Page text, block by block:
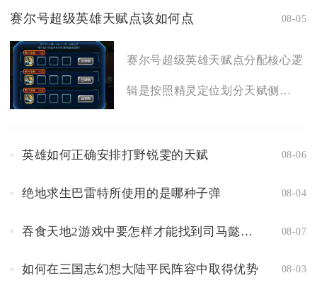
赛尔号超级英雄天赋点该如何点 08-05
赛尔号超级英雄天赋点分配核心逻
辑是按照精灵定位划分天赋侧
英雄如何正确安排打野锐雯的天赋 08-06
绝地求生巴雷特所使用的是哪种子弹 08-04
吞食天地2游戏中要怎样才能找到司马懿的船 08-07
如何在三国志幻想大陆平民阵容中取得优势 08-03